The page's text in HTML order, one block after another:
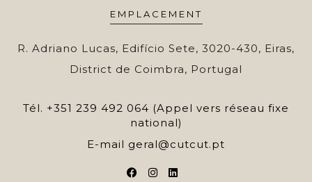
EMPLACEMENT
R. Adriano Lucas, Edifício Sete, 3020-430, Eiras,
District de Coimbra, Portugal
Tél. +351 239 492 064 (Appel vers réseau fixe
national)
E-mail geral@cutcut.pt